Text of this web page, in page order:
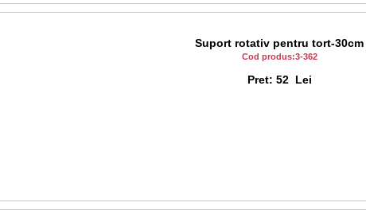
Suport rotativ pentru tort-30cm
Cod produs:3-362
Pret: 52 Lei